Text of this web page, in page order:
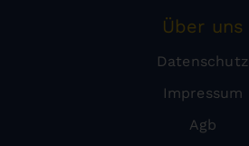
Über uns
Datenschutz
Impressum
Agb